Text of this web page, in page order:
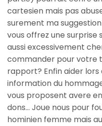
cartesien mais pas
surement ma
vous offrez une surprise
aussi excessivement
commander pour votre
rapport? Enfin aider
information du
vous proposent avere
dons… Joue nous pour
hominien femme mais